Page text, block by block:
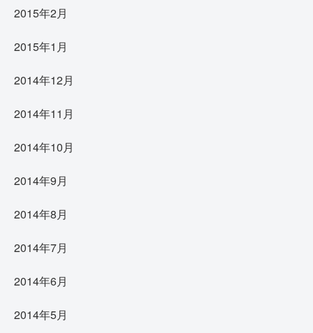
2015年2月
2015年1月
2014年12月
2014年11月
2014年10月
2014年9月
2014年8月
2014年7月
2014年6月
2014年5月